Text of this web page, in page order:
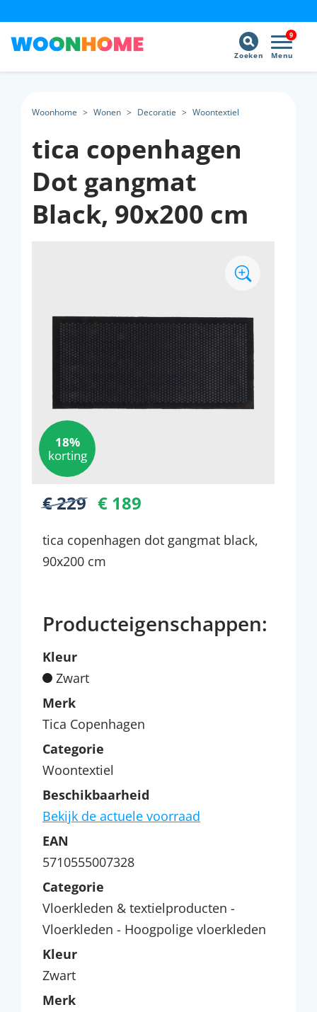
9
Menu
Zoeken
Woonhome > Wonen > Decoratie > Woontextiel
tica copenhagen
Dot gangmat
Black, 90x200 cm
18%
korting
€ 229 € 189
tica copenhagen dot gangmat black,
90x200 cm
Producteigenschappen:
Kleur
Zwart
Merk
Tica Copenhagen
Categorie
Woontextiel
Beschikbaarheid
Bekijk de actuele voorraad
EAN
5710555007328
Categorie
Vloerkleden & textielproducten -
Vloerkleden - Hoogpolige vloerkleden
Kleur
Zwart
Merk